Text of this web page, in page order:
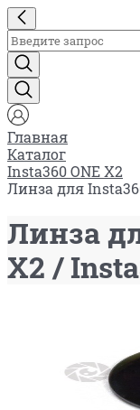
Главная
Каталог
Insta360 ONE X2
Линза для
Линза
X2 /